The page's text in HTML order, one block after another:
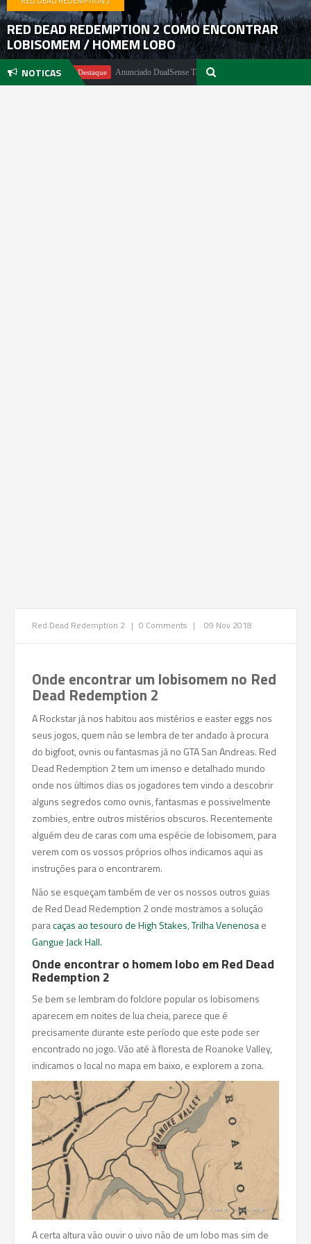
RED DEAD REDEMPTION 2 COMO ENCONTRAR
LOBISOMEM / HOMEM LOBO
NOTICASEm Destaque Anunciado DualSense The Last of Us Limited Edition
Red Dead Redemption 2 | 0 Comments | 09 Nov 2018
Onde encontrar um lobisomem no Red
Dead Redemption 2
A Rockstar já nos habitou aos mistérios e easter eggs nos
seus jogos, quem não se lembra de ter andado à procura
do bigfoot, ovnis ou fantasmas já no GTA San Andreas. Red
Dead Redemption 2 tem um imenso e detalhado mundo
onde nos últimos dias os jogadores tem vindo a descobrir
alguns segredos como ovnis, fantasmas e possivelmente
zombies, entre outros mistérios obscuros. Recentemente
alguém deu de caras com uma espécie de lobisomem, para
verem com os vossos próprios olhos indicamos aqui as
instruções para o encontrarem.
Não se esqueçam também de ver os nossos outros guias
de Red Dead Redemption 2 onde mostramos a solução
paracaças ao tesouro de High Stakes,Trilha Venenosae
Gangue Jack Hall.
Onde encontrar o homem lobo em Red Dead
Redemption 2
Se bem se lembram do folclore popular os lobisomens
aparecem em noites de lua cheia, parece que é
precisamente durante este período que este pode ser
encontrado no jogo. Vão até à floresta de Roanoke Valley,
indicamos o local no mapa em baixo, e explorem a zona.
A certa altura vão ouvir o uivo não de um lobo mas sim de